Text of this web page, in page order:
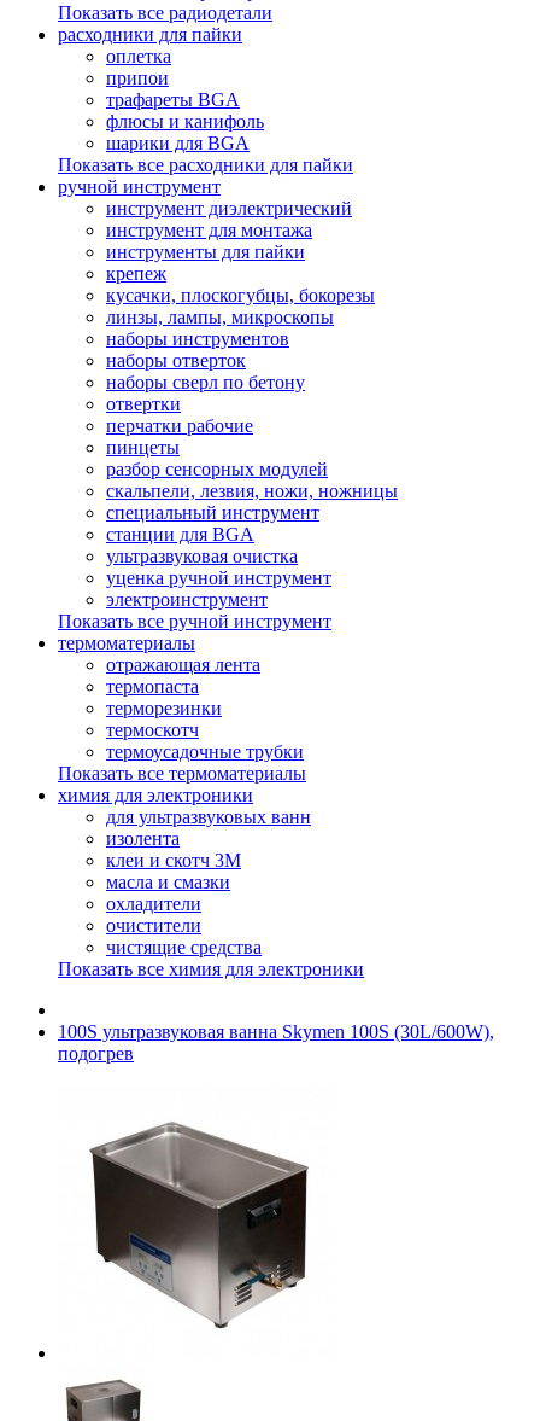
Показать все радиодетали
расходники для пайки
оплетка
припои
трафареты BGA
флюсы и канифоль
шарики для BGA
Показать все расходники для пайки
ручной инструмент
инструмент диэлектрический
инструмент для монтажа
инструменты для пайки
крепеж
кусачки, плоскогубцы, бокорезы
линзы, лампы, микроскопы
наборы инструментов
наборы отверток
наборы сверл по бетону
отвертки
перчатки рабочие
пинцеты
разбор сенсорных модулей
скальпели, лезвия, ножи, ножницы
специальный инструмент
станции для BGA
ультразвуковая очистка
уценка ручной инструмент
электроинструмент
Показать все ручной инструмент
термоматериалы
отражающая лента
термопаста
терморезинки
термоскотч
термоусадочные трубки
Показать все термоматериалы
химия для электроники
для ультразвуковых ванн
изолента
клеи и скотч 3М
масла и смазки
охладители
очистители
чистящие средства
Показать все химия для электроники
100S ультразвуковая ванна Skymen 100S (30L/600W),
подогрев